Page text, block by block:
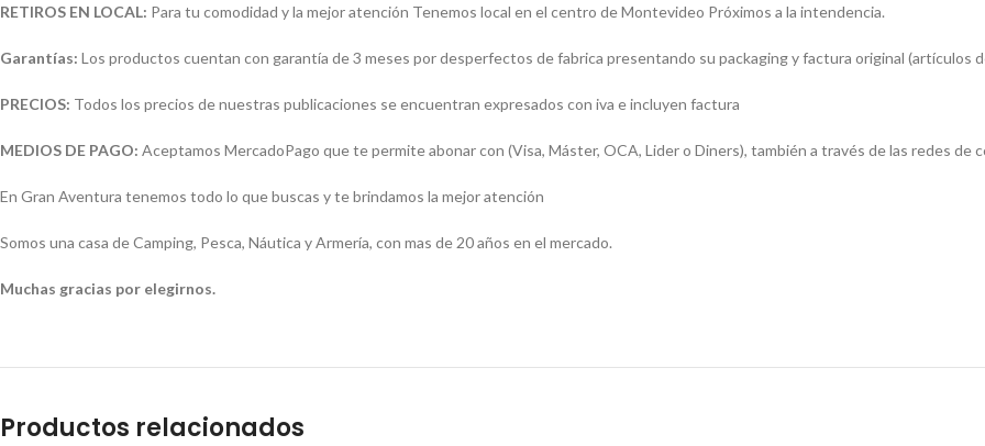
RETIROS EN LOCAL: Para tu comodidad y la mejor atención Tenemos local en el centro de Montevideo Próximos a la intendencia.
Garantías: Los productos cuentan con garantía de 3 meses por desperfectos de fabrica presentando su packaging y factura original (artículos
PRECIOS: Todos los precios de nuestras publicaciones se encuentran expresados con iva e incluyen factura
MEDIOS DE PAGO: Aceptamos MercadoPago que te permite abonar con (Visa, Máster, OCA, Lider o Diners), también a través de las redes de
En Gran Aventura tenemos todo lo que buscas y te brindamos la mejor atención
Somos una casa de Camping, Pesca, Náutica y Armería, con mas de 20 años en el mercado.
Muchas gracias por elegirnos.
Productos relacionados